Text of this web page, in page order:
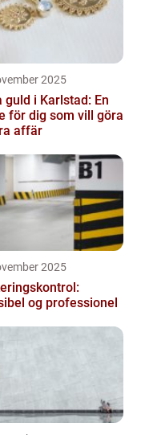
2025
guld i Karlstad: En
för dig som vill göra
affär
2025
og professionel